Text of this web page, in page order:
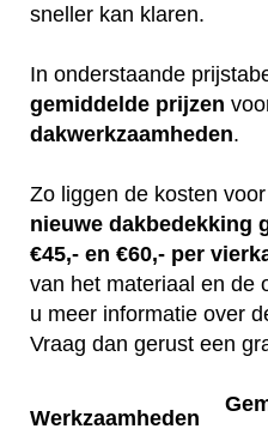
sneller kan klaren.
In onderstaande
gemiddelde prijzen
dakwerkzaamheden.
Zo liggen de kosten
nieuwe dakbedekking
€45,- en €60,- per
van het materiaal en de
u meer informatie over
Vraag dan gerust een
Werkzaamheden